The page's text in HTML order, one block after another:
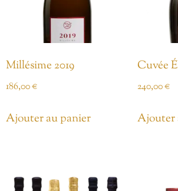
Millésime 2019
186,00€
Ajouter au panier
Cuvée
240,00€
Ajouter